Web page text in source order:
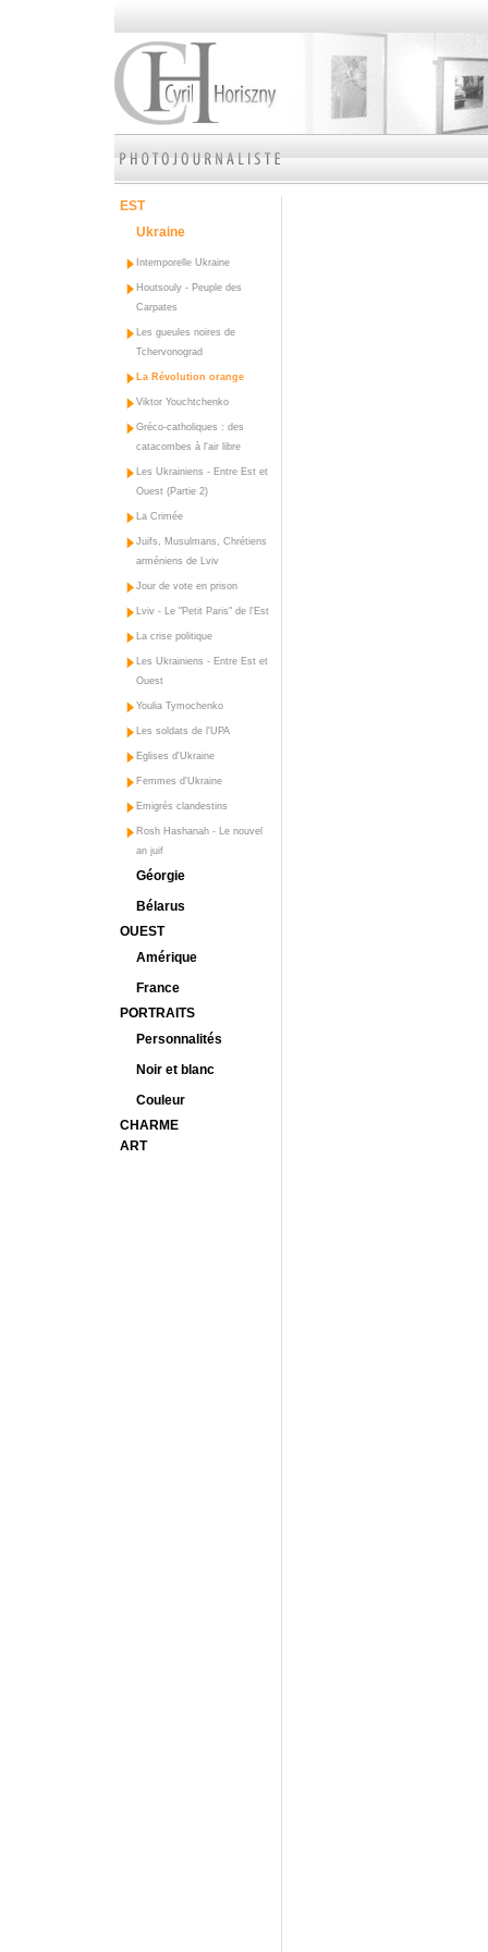
EST
Ukraine
Intemporelle Ukraine
Houtsouly - Peuple des
Carpates
Les gueules noires de
Tchervonograd
La Révolution orange
Viktor Youchtchenko
Gréco-catholiques : des
catacombes à l'air libre
Les Ukrainiens - Entre Est et
Ouest (Partie 2)
La Crimée
Juifs, Musulmans, Chrétiens
arméniens de Lviv
Jour de vote en prison
Lviv - Le "Petit Paris" de l'Est
La crise politique
Les Ukrainiens - Entre Est et
Ouest
Youlia Tymochenko
Les soldats de l'UPA
Eglises d'Ukraine
Femmes d'Ukraine
Emigrés clandestins
Rosh Hashanah - Le nouvel
an juif
Géorgie
Bélarus
OUEST
Amérique
France
PORTRAITS
Personnalités
Noir et blanc
Couleur
CHARME
ART